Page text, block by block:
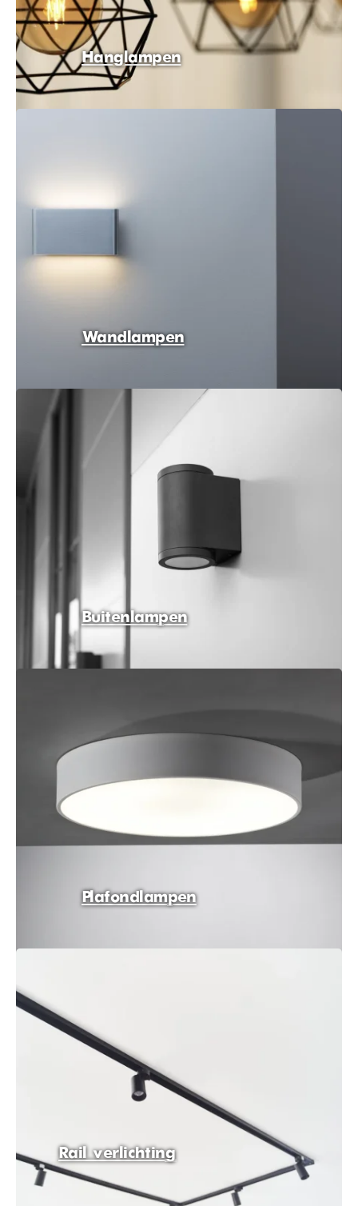
Hanglampen
Wandlampen
Buitenlampen
Plafondlampen
Rail verlichting